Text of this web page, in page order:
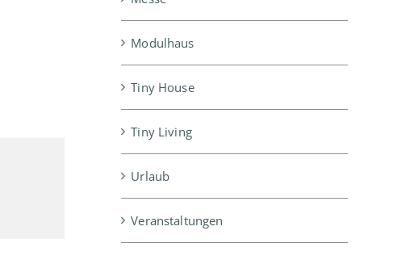
Modulhaus
Tiny House
Tiny Living
Urlaub
Veranstaltungen